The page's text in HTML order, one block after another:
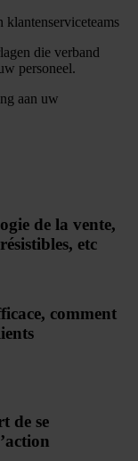
die verband
personeel.
aan uw
de la vente,
etc
comment
de se